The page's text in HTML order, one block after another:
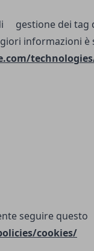
gestione dei tag
informazioni
seguire questo
cookies/